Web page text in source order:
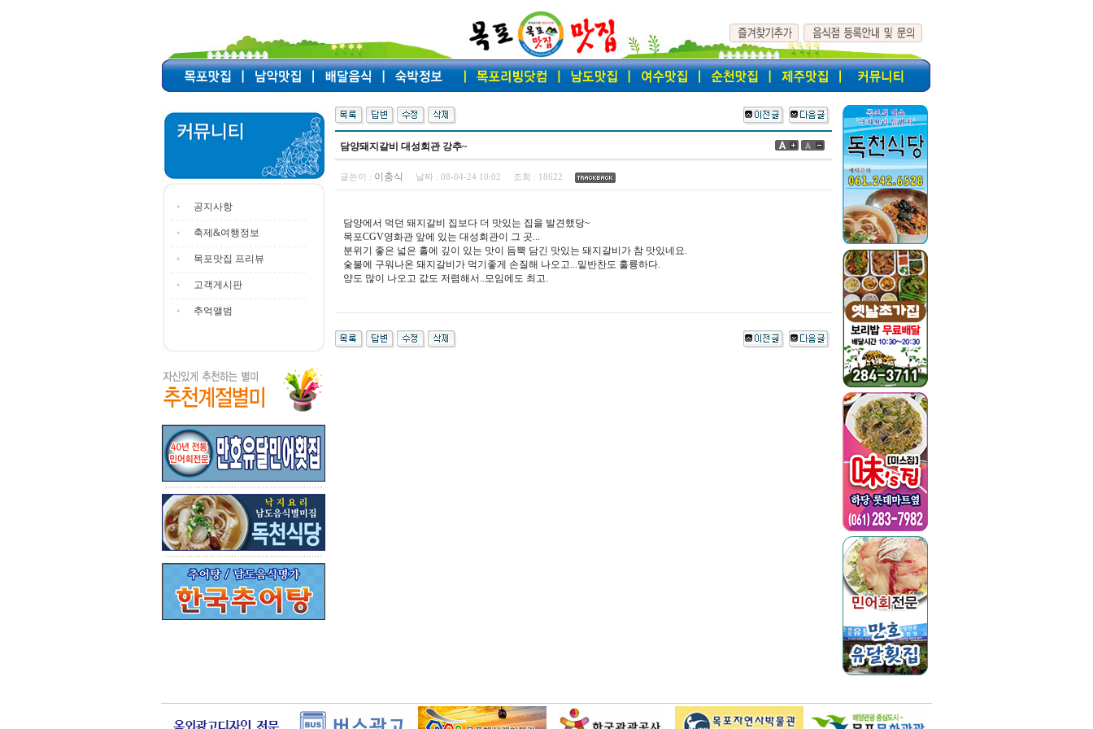
공지사항
축제&여행정보
목포맛집 프리뷰
고객게시판
추억앨범
담양돼지갈비 대성회관 강추~
글쓴이 : 이충식 날짜 : 08-04-24 10:02 조회 : 18622
담양에서 먹던 돼지갈비 집보다 더 맛있는 집을 발견했당~
목포CGV영화관 앞에 있는 대성회관이 그 곳...
분위기 좋은 넓은 홀에 깊이 있는 맛이 듬뿍 담긴 맛있는 돼지갈비가 참 맛있네요.
숯불에 구워나온 돼지갈비가 먹기좋게 손질해 나오고...밑반찬도 훌륭하다.
양도 많이 나오고 값도 저렴해서..모임에도 최고.